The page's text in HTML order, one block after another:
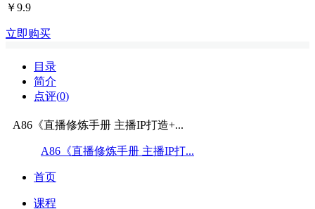
￥9.9
立即购买
目录
简介
点评(0)
A86《直播修炼手册 主播IP打造+...
A86《直播修炼手册 主播IP打...
首页
课程